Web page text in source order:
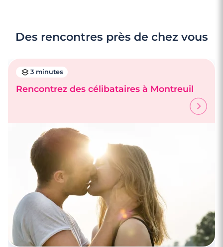
3 minutes
Rencontre à Arques
Des rencontres près de chez vous
3 minutes
Rencontrez des célibataires à Montreuil